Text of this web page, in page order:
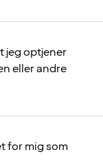
jeg optjener
eller andre
for mig som